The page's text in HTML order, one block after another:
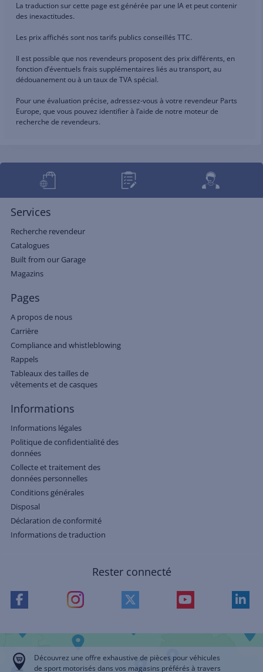
La traduction sur cette page est générée par une IA et peut contenir
des inexactitudes.
Les prix affichés sont nos tarifs publics conseillés TTC.
Il est possible que nos revendeurs proposent des prix différents, en
fonction d’éventuels frais supplémentaires liés au transport, au
dédouanement ou à un taux de TVA spécial.
Pour une évaluation précise, adressez-vous à votre revendeur Parts
Europe, que vous pouvez identifier à l’aide de notre moteur de
recherche de revendeurs.
Services
Recherche revendeur
Catalogues
Built from our Garage
Magazins
Pages
A propos de nous
Carrière
Compliance and whistleblowing
Rappels
Tableaux des tailles de
vêtements et de casques
Informations
Informations légales
Politique de confidentialité des
données
Collecte et traitement des
données personnelles
Conditions générales
Disposal
Déclaration de conformité
Informations de traduction
Rester connecté
Découvrez une offre exhaustive de pièces pour véhicules
de sport motorisés dans vos magasins préférés à travers